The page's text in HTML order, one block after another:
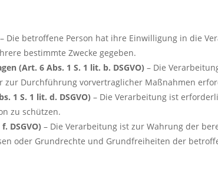
– Die betroffene Person hat ihre Einwilligung in die
bestimmte Zwecke gegeben.
(Art. 6 Abs. 1 S. 1 lit. b. DSGVO) – Die
zur Durchführung vorvertraglicher Maßnahmen
1 S. 1 lit. d. DSGVO) – Die Verarbeitung ist
zu schützen.
DSGVO) – Die Verarbeitung ist zur Wahrung der
oder Grundrechte und Grundfreiheiten der